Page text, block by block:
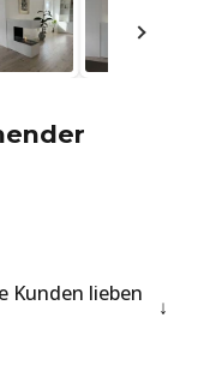
Kunden lieben